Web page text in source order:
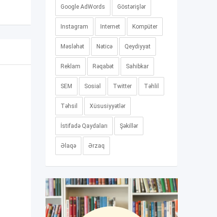
Google AdWords Göstərişlər
Instagram Internet Kompüter
Məsləhət Nəticə Qeydiyyat
Reklam Rəqabət Sahibkar
SEM Sosial Twitter Təhlil
Təhsil Xüsusiyyətlər
İstifadə Qaydaları Şəkillər
Əlaqə Ərzaq